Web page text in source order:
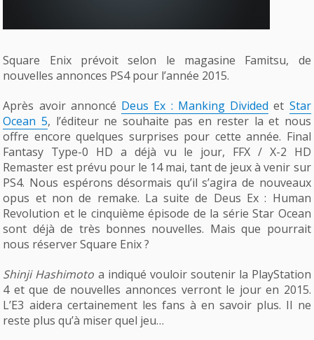
Square Enix prévoit selon le magasine Famitsu, de
nouvelles annonces PS4 pour l’année 2015.
Après avoir annoncé Deus Ex : Manking Divided et Star
Ocean 5, l’éditeur ne souhaite pas en rester la et nous
offre encore quelques surprises pour cette année. Final
Fantasy Type-0 HD a déjà vu le jour, FFX / X-2 HD
Remaster est prévu pour le 14 mai, tant de jeux à venir sur
PS4. Nous espérons désormais qu’il s’agira de nouveaux
opus et non de remake. La suite de Deus Ex : Human
Revolution et le cinquième épisode de la série Star Ocean
sont déjà de très bonnes nouvelles. Mais que pourrait
nous réserver Square Enix ?
Shinji Hashimoto a indiqué vouloir soutenir la PlayStation
4 et que de nouvelles annonces verront le jour en 2015.
L’E3 aidera certainement les fans à en savoir plus. Il ne
reste plus qu’à miser quel jeu…